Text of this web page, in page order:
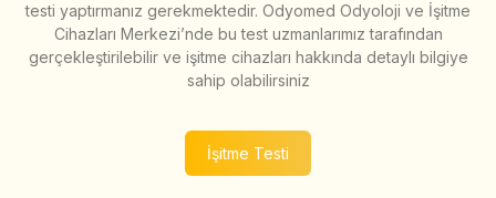
testi yaptırmanız gerekmektedir. Odyomed Odyoloji ve İşitme
Cihazları Merkezi’nde bu test uzmanlarımız tarafından
gerçekleştirilebilir ve işitme cihazları hakkında detaylı bilgiye
sahip olabilirsiniz
İşitme Testi